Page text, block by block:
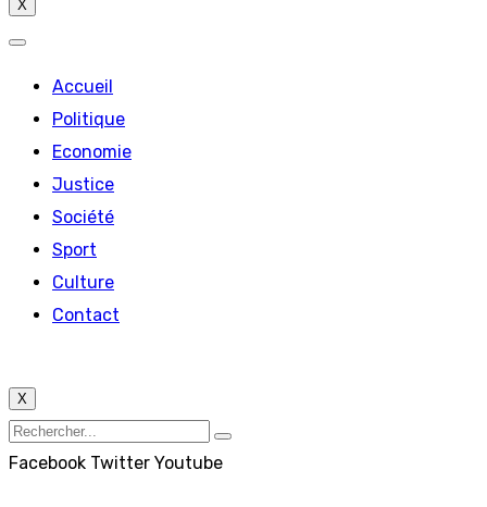
X
Accueil
Politique
Economie
Justice
Société
Sport
Culture
Contact
X
Facebook Twitter Youtube